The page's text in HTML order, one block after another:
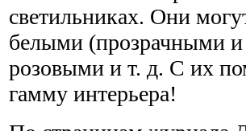
светильниках. Они
белыми (прозрачными
розовыми и т. д. С их
гамму интерьера!